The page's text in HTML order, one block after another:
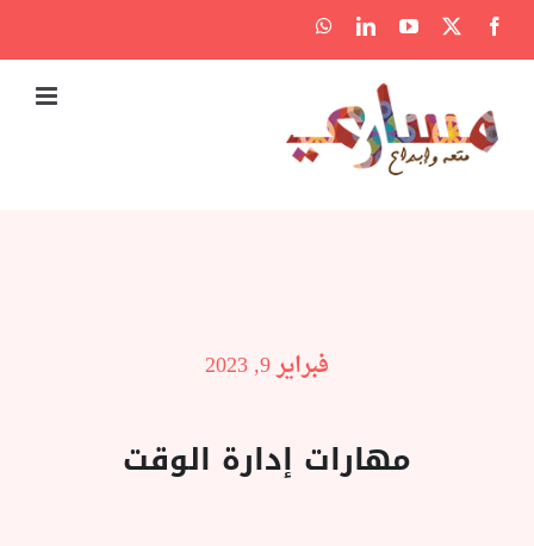
to
content
Facebook
X
YouTube
LinkedIn
WhatsApp
فبراير 9, 2023
مهارات إدارة الوقت